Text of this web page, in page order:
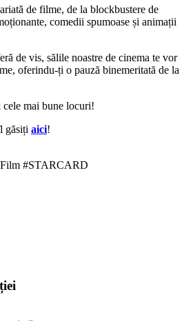
de filme, de la blockbustere de
comedii spumoase și animații
de vis, sălile noastre de cinema te vor
oferindu-ți o pauză binemeritată de la
cele mai bune locuri!
găsiți aici!
#STARCARD